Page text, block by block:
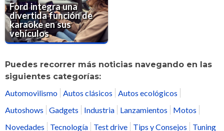
Ford integra una
divertida función de
karaoke en sus
vehículos
Puedes recorrer más noticias navegando en las
siguientes categorías:
Automovilismo Autos clásicos
Autos ecológicos
Autoshows
Gadgets Industria Lanzamientos
Motos
Novedades
Tecnología Test drive Tips y Consejos Tuning